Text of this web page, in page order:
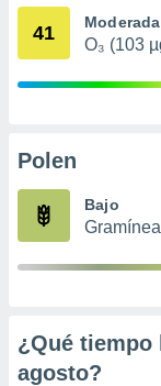
publicidad
de
1199
41 Moderada
O₃ (103
Polen
Bajo
¿Qué tiempo
agosto?